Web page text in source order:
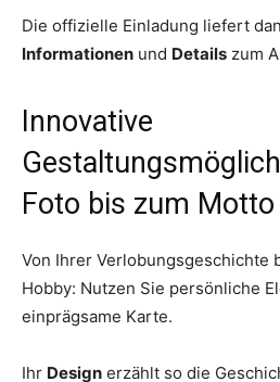
Die offizielle Einladung liefert
Informationen und Details zum
Innovative
Foto bis zum Motto
Von Ihrer Verlobungsgeschichte
Hobby: Nutzen Sie persönliche
einprägsame Karte.
Ihr Design erzählt so die